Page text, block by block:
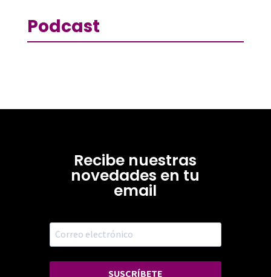
Podcast
Recibe nuestras
novedades en tu
email
SUSCRÍBETE